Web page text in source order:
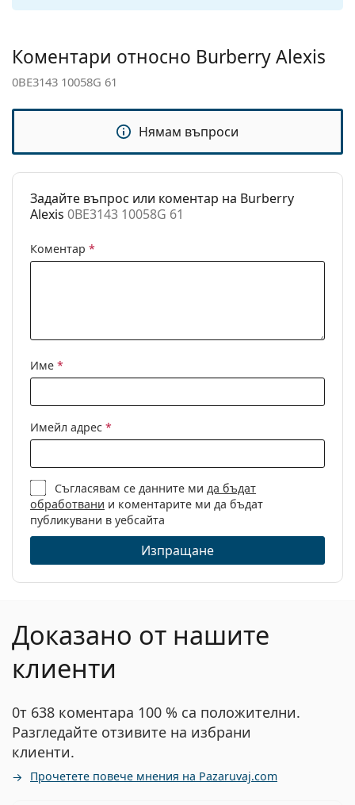
Кутия:
Да
почистване:
Категория:
Марка:
Burberry
Предназначение:
Коментари относно Burberry Alexis
0BE3143 10058G 61
Нямам въпроси
Задайте въпрос или коментар на Burberry
Alexis 0BE3143 10058G 61
Коментар *
Име *
Имейл адрес *
Съгласявам се данните ми да бъдат
обработвани и коментарите ми да бъдат
публикувани в уебсайта
Изпращане
Доказано от нашите
клиенти
0т 638 коментара 100 % са положителни.
Разгледайте отзивите на избрани
клиенти.
Прочетете повече мнения на Pazaruvaj.com